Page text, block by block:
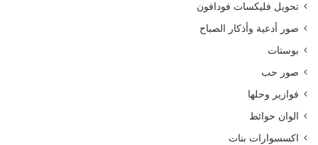
تحويل فليكسات فودافون
صور أدعية وأذكار الصباح
بوستات
صور حب
فوازير وحلها
الوان حوائط
اكسسوارات بنات